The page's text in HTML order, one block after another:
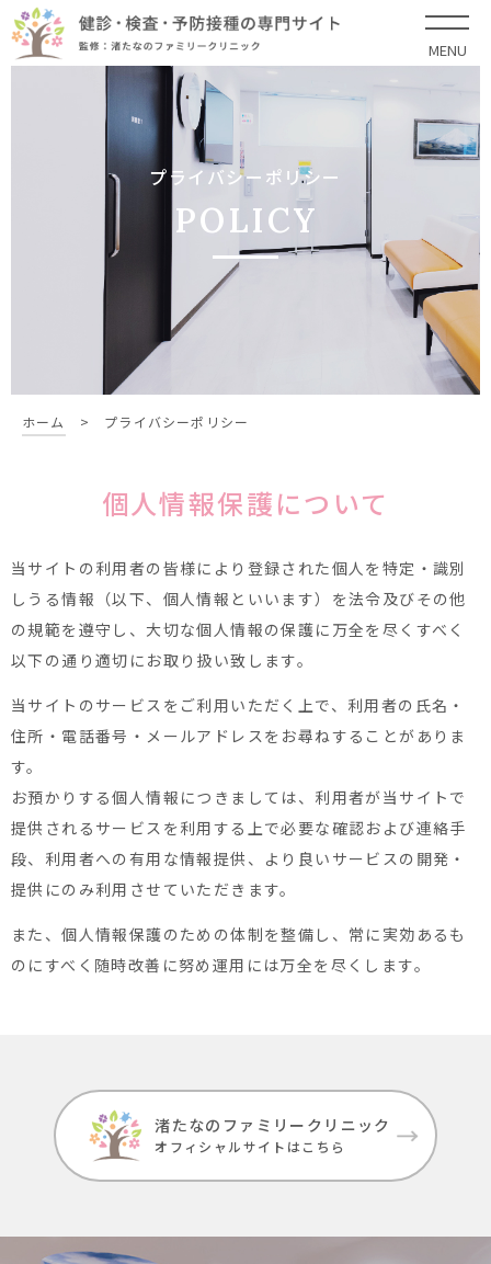
MENU
プライバシーポリシー
POLICY
ホーム > プライバシーポリシー
個人情報保護について
当サイトの利用者の皆様により登録された個人を特定・識別
しうる情報（以下、個人情報といいます）を法令及びその他
の規範を遵守し、大切な個人情報の保護に万全を尽くすべく
以下の通り適切にお取り扱い致します。
当サイトのサービスをご利用いただく上で、利用者の氏名・
住所・電話番号・メールアドレスをお尋ねすることがありま
す。
お預かりする個人情報につきましては、利用者が当サイトで
提供されるサービスを利用する上で必要な確認および連絡手
段、利用者への有用な情報提供、より良いサービスの開発・
提供にのみ利用させていただきます。
また、個人情報保護のための体制を整備し、常に実効あるも
のにすべく随時改善に努め運用には万全を尽くします。
渚たなのファミリークリニック
オフィシャルサイトはこちら